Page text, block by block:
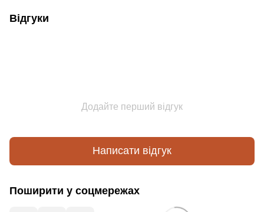
Відгуки
Додайте перший відгук
Написати відгук
Поширити у соцмережах